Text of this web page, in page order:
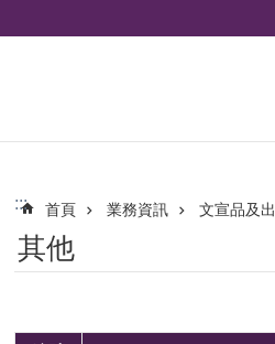
::: 首頁 業務資訊 文宣品及
其他